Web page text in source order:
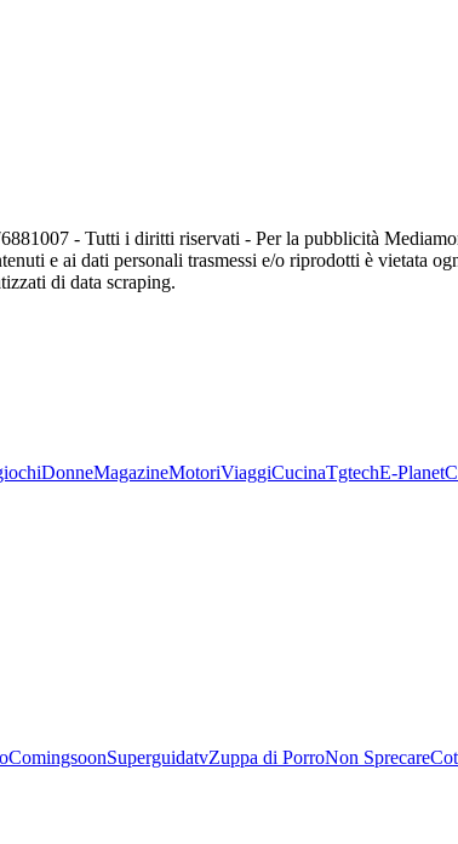
- Tutti i diritti riservati - Per la pubblicità
e ai dati personali trasmessi e/o riprodotti è vietata
di data scraping.
DonneMagazineMotoriViaggiCucinaTgtechE-Planet
ComingsoonSuperguidatvZuppa di PorroNon Sprecare